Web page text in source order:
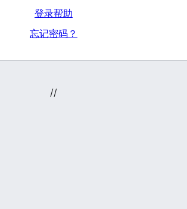
登录帮助
忘记密码？
//